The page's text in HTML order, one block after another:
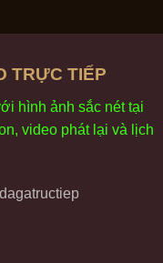
TRỰC TIẾP
ới hình ảnh sắc néttại
, video phátl ại và ịch